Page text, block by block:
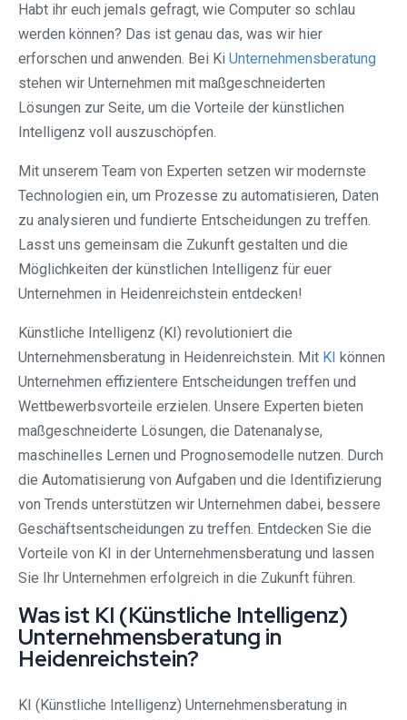
Habt ihr euch jemals gefragt, wie Computer so schlau
werden können? Das ist genau das, was wir hier
erforschen und anwenden. Bei Ki Unternehmensberatung
stehen wir Unternehmen mit maßgeschneiderten
Lösungen zur Seite, um die Vorteile der künstlichen
Intelligenz voll auszuschöpfen.
Mit unserem Team von Experten setzen wir modernste
Technologien ein, um Prozesse zu automatisieren, Daten
zu analysieren und fundierte Entscheidungen zu treffen.
Lasst uns gemeinsam die Zukunft gestalten und die
Möglichkeiten der künstlichen Intelligenz für euer
Unternehmen in Heidenreichstein entdecken!
Künstliche Intelligenz (KI) revolutioniert die
Unternehmensberatung in Heidenreichstein. Mit KI können
Unternehmen effizientere Entscheidungen treffen und
Wettbewerbsvorteile erzielen. Unsere Experten bieten
maßgeschneiderte Lösungen, die Datenanalyse,
maschinelles Lernen und Prognosemodelle nutzen. Durch
die Automatisierung von Aufgaben und die Identifizierung
von Trends unterstützen wir Unternehmen dabei, bessere
Geschäftsentscheidungen zu treffen. Entdecken Sie die
Vorteile von KI in der Unternehmensberatung und lassen
Sie Ihr Unternehmen erfolgreich in die Zukunft führen.
Was ist KI (Künstliche Intelligenz)
Unternehmensberatung in
Heidenreichstein?
KI (Künstliche Intelligenz) Unternehmensberatung in